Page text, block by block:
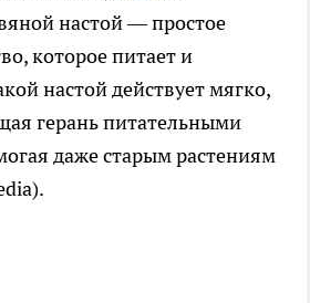
настой — простое
которое питает и
настой действует мягко,
герань питательными
даже старым растениям